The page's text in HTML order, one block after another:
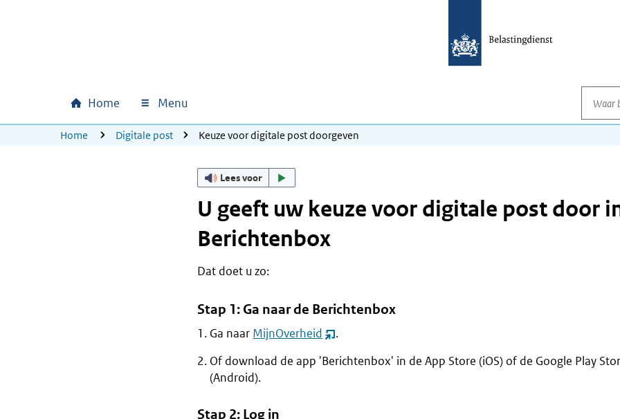
Hoofdnavigatie
Home Menu
Waar
U bevindt zich hier:
Home Digitale post Keuze voor digitale post doorgeven
Lees voor
U geeft uw keuze voor digitale post door
Berichtenbox
Dat doet u zo:
Stap 1: Ga naar de Berichtenbox
Ga naar MijnOverheid (opent
nieuw
venster)
.
Of download de app 'Berichtenbox' in de App Store (iOS) of de Google Play
(Android).
Stap 2: Log in